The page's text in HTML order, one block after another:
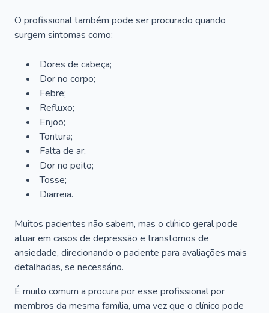
O profissional também pode ser procurado quando
surgem sintomas como:
Dores de cabeça;
Dor no corpo;
Febre;
Refluxo;
Enjoo;
Tontura;
Falta de ar;
Dor no peito;
Tosse;
Diarreia.
Muitos pacientes não sabem, mas o clínico geral pode
atuar em casos de depressão e transtornos de
ansiedade, direcionando o paciente para avaliações mais
detalhadas, se necessário.
É muito comum a procura por esse profissional por
membros da mesma família, uma vez que o clínico pode